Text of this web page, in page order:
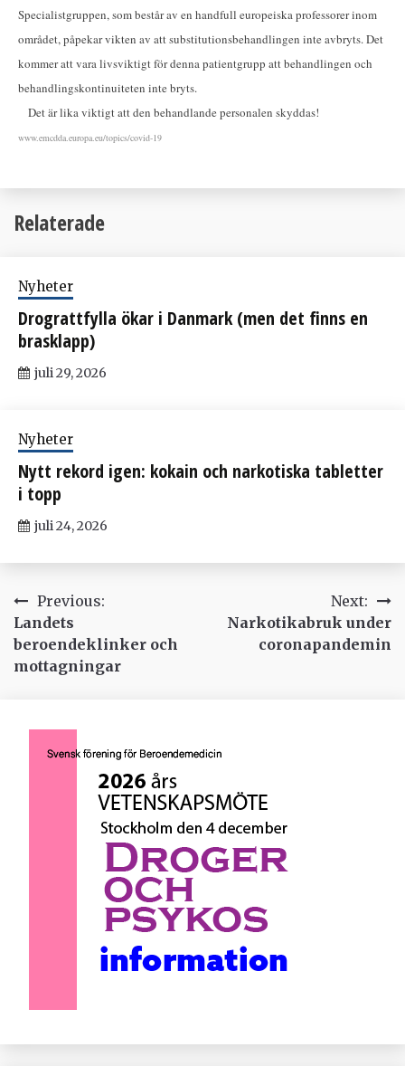
Specialistgruppen, som består av en handfull europeiska professorer inom
området, påpekar vikten av att substitutionsbehandlingen inte avbryts. Det
kommer att vara livsviktigt för denna patientgrupp att behandlingen och
behandlingskontinuiteten inte bryts.
Det är lika viktigt att den behandlande personalen skyddas!
www.emcdda.europa.eu/topics/covid-19
Relaterade
Nyheter
Drograttfylla ökar i Danmark (men det finns en
brasklapp)
juli 29, 2026
Nyheter
Nytt rekord igen: kokain och narkotiska tabletter
i topp
juli 24, 2026
Inläggsnavigering
Previous:
Landets
beroendeklinker och
mottagningar
Next:
Narkotikabruk under
coronapandemin